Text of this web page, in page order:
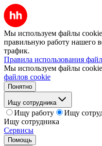
Мы используем файлы
правильную работу нашего
трафик.
Правила использования
Мы используем файлы
файлов cookie
Понятно
Ищу сотрудника
Ищу работу
Ищу
Ищу сотрудника
Сервисы
Помощь